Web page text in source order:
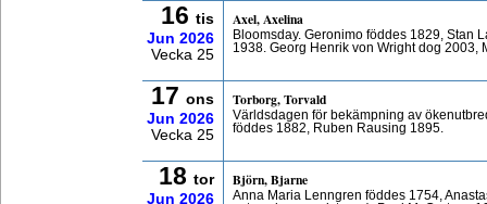
16 tis
Jun 2026
Vecka 25
Axel, Axelina
Bloomsday. Geronimo föddes 1829, Stan
1938. Georg Henrik von Wright dog 2003,
17 ons
Jun 2026
Vecka 25
Torborg, Torvald
Världsdagen för bekämpning av
föddes 1882, Ruben Rausing 1895.
18 tor
Jun 2026
Björn, Bjarne
Anna Maria Lenngren föddes 1754,